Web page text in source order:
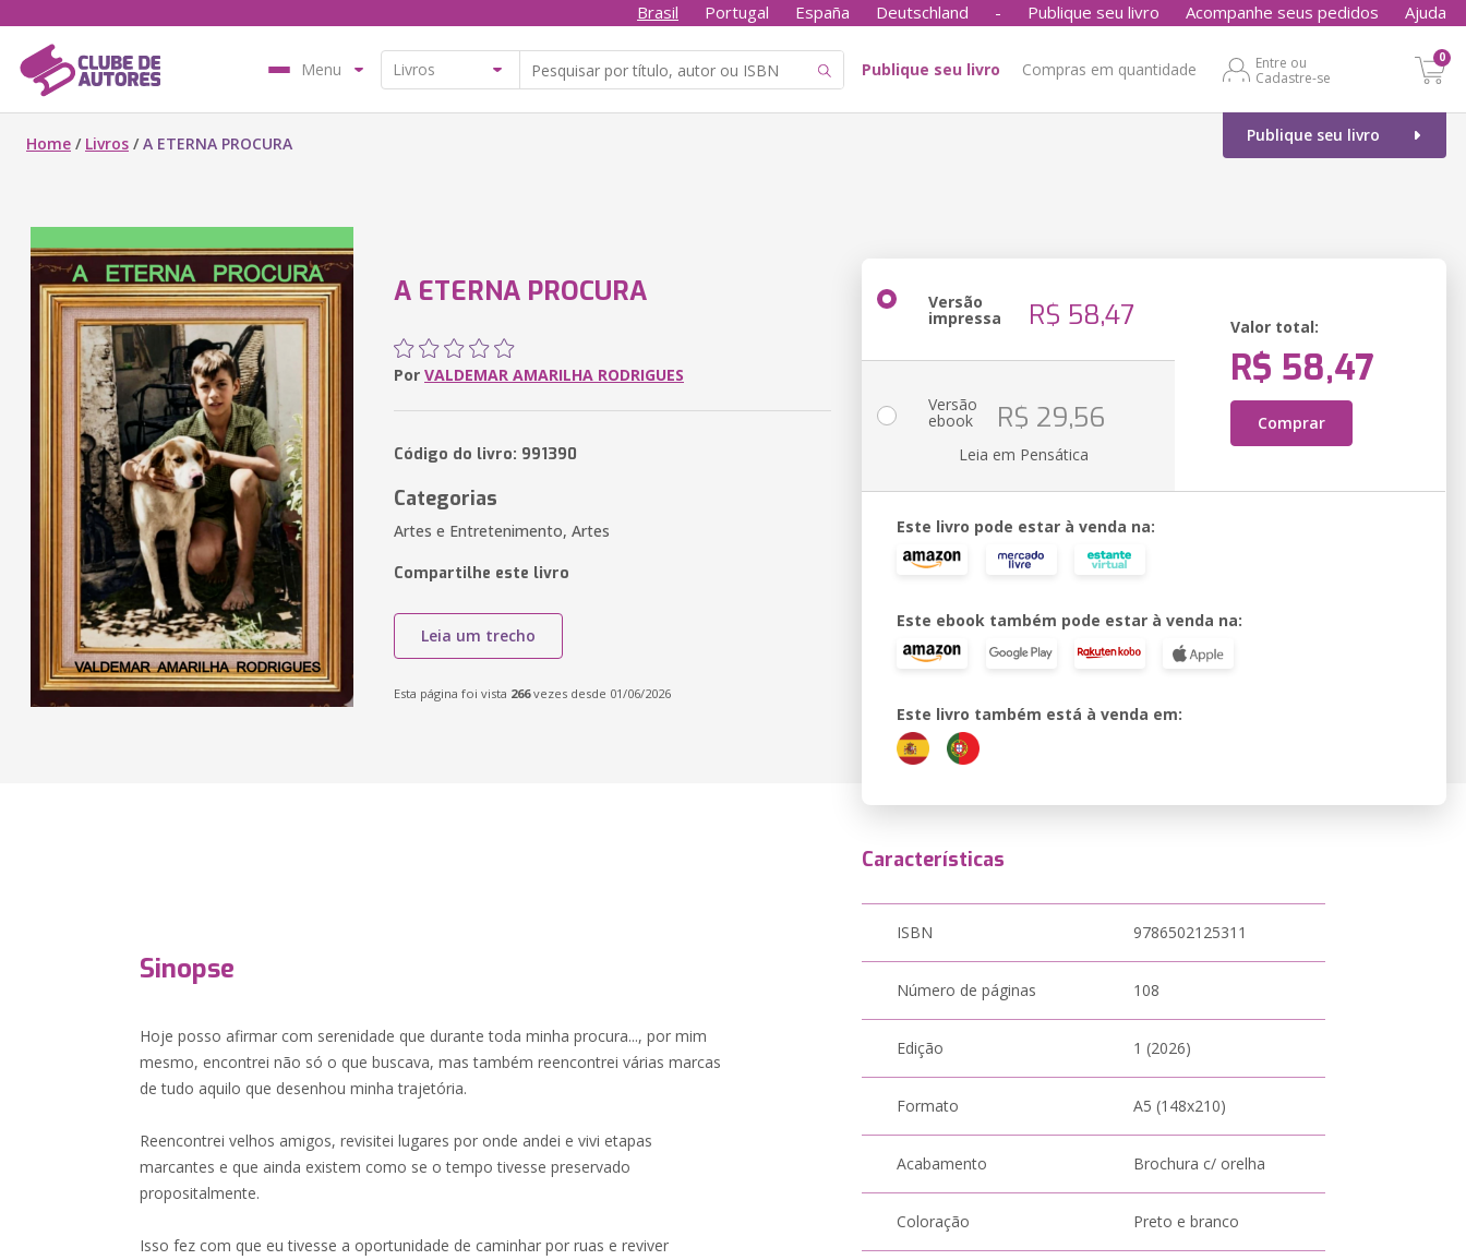
Brasil Portugal España Deutschland - Publique seu livro Acompanhe seus pedidos Ajuda
Menu Publique seu livro Compras em quantidade
Entre ou
Cadastre-se
0
Publique seu livro
Home / Livros /A ETERNA PROCURA
A ETERNA PROCURA
Por VALDEMAR AMARILHA RODRIGUES
Código do livro: 991390
Categorias
Artes e Entretenimento, Artes
Compartilhe este livro
Leia um trecho
Esta página foi vista 266vezes desde 01/06/2026
Versão
impressa R$ 58,47 Valor total:
R$ 58,47
Comprar
Versão
ebook R$ 29,56
Leia em Pensática
Este livro pode estar à venda na:
Este ebook também pode estar à venda na:
Este livro também está à venda em:
Sinopse
Hoje posso afirmar com serenidade que durante toda minha procura..., por mim
mesmo, encontrei não só o que buscava, mas também reencontrei várias marcas
de tudo aquilo que desenhou minha trajetória.
Reencontrei velhos amigos, revisitei lugares por onde andei e vivi etapas
marcantes e que ainda existem como se o tempo tivesse preservado
propositalmente.
Isso fez com que eu tivesse a oportunidade de caminhar por ruas e reviver
Características
ISBN 9786502125311
Número de páginas 108
Edição 1 (2026)
Formato A5 (148x210)
Acabamento Brochura c/ orelha
Coloração Preto e branco